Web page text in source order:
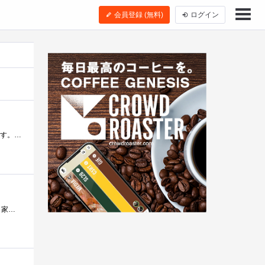
会員登録 (無料) ログイン
WindowsやOfficeのMicrosoft社が作った最新型”オールインワン”ホームエンターテイメントマシン。それがXboxOneなんです。 XboxOneは圧倒的に美しいグラ...
XboxOne+Kinect(DayOneエディション)です。 日本では苦戦しているマイクロソフトのXboxシリーズの次世代機ですが、家庭用ゲームを愛するゲーマー（�...